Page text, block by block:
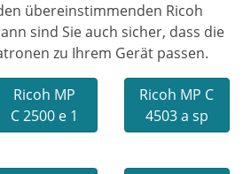
übereinstimmenden Ricoh
sind Sie auch sicher, dass die
zu Ihrem Gerät passen.
Ricoh MP
C 2500 e 1
Ricoh MP C
4503 a sp